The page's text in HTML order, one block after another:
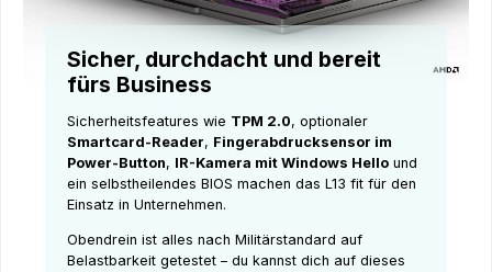
Sicher, durchdacht und bereit
fürs Business
Sicherheitsfeatures wie TPM 2.0, optionaler
Smartcard-Reader, Fingerabdrucksensor im
Power-Button, IR-Kamera mit Windows Hello und
ein selbstheilendes BIOS machen das L13 fit für den
Einsatz in Unternehmen.
Obendrein ist alles nach Militärstandard auf
Belastbarkeit getestet – du kannst dich auf dieses